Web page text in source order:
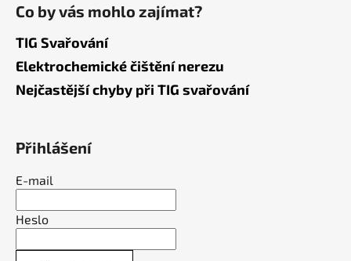
Co by vás mohlo zajímat?
TIG Svařování
Elektrochemické čištění nerezu
Nejčastější chyby při TIG svařování
Přihlášení
E-mail
Heslo